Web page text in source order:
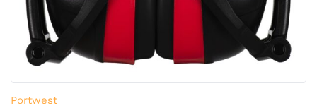
Portwest